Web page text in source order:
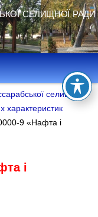
селищної ради
селищної
характеристик
9 «Нафта і
і